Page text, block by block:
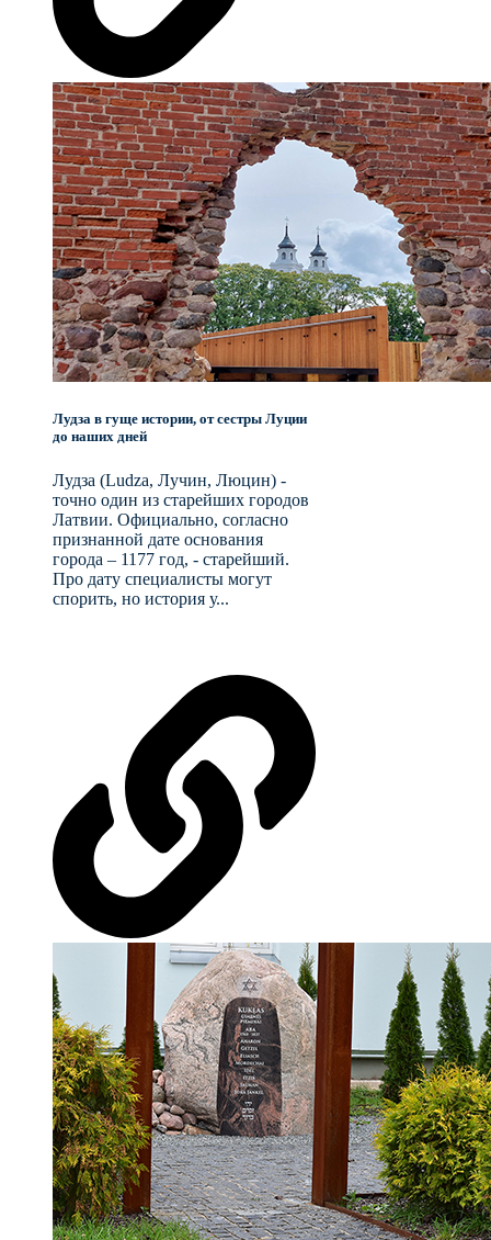
Лудза в гуще истории, от сестры Луции
до наших дней
Лудза (Ludza, Лучин, Люцин) -
точно один из старейших городов
Латвии. Официально, согласно
признанной дате основания
города – 1177 год, - старейший.
Про дату специалисты могут
спорить, но история у...